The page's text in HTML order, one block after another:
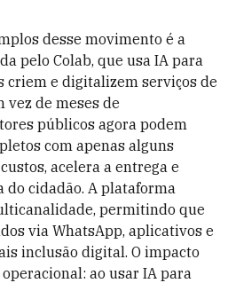
desse movimento é a
pelo Colab, que usa IA para
e digitalizem serviços de
vez de meses de
públicos agora podem
com apenas alguns
acelera a entrega e
do cidadão. A plataforma
permitindo que
via WhatsApp, aplicativos e
inclusão digital. O impacto
ao usar IA para